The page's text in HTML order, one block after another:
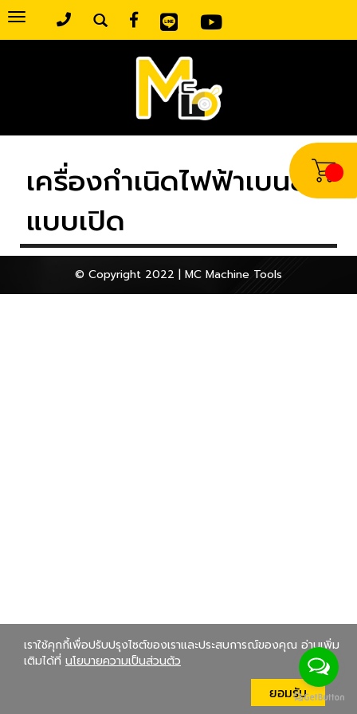
Toggle
navigation
เครื่องกำเนิดไฟฟ้าเบนซิน
แบบเปิด
© Copyright 2022 | MC Machine Tools
เราใช้คุกกี้เพื่อปรับปรุงไซต์ของเราและประสบการณ์ของคุณ อ่านเพิ่ม
เติมได้ที่ นโยบายความเป็นส่วนตัว
ยอมรับ